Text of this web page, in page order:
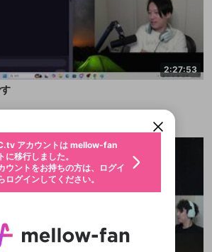
2:27:53
レイクタイム広告
に休憩するときに、最大1分間の広告
とができます。
リで快適に視聴しよう！
アカウントは mellow-fan
に移行しました。
ウントをお持ちの方は、ログイ
新規登録
ールアドレスで新規登録
または
新規登録
アカウントはmellow-fanア
統合しました。
OPENREC.tvでログイン中のア
ログイン
ールアドレスでログイン
または
ログイン
アカウントは mellow-fan
に移行しました。
ウントをお持ちの方は、ログイ
ログインしてください。
ルアドレスを入力し、送信してくださ
いただいたメールアドレ
スワード再設定用URLを
ナルデータの登録
年
に変更できません。
証コードの入力
ンの有効期限が切れたた
ーザーとして報告しま
択してください
表現
サブスクシェア
ミュニティ参加方法
アカウントをお持ちでない方